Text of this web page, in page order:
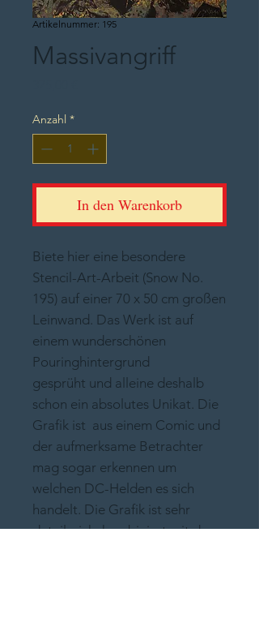
Artikelnummer: 195
Massivangriff
Anzahl *
In den Warenkorb
Biete hier eine besondere
Stencil-Art-Arbeit (Snow No.
195) auf einer 70 x 50 cm großen
Leinwand. Das Werk ist auf
einem wunderschönen
Pouringhintergrund
gesprüht und alleine deshalb
schon ein absolutes Unikat. Die
Grafik ist aus einem Comic und
der aufmerksame Betrachter
mag sogar erkennen um
welchen DC-Helden es sich
handelt. Die Grafik ist sehr
detailreich, kombiniert mit dem